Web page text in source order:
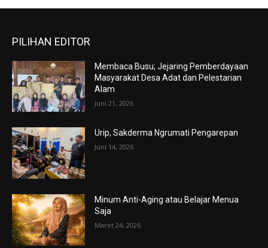
PILIHAN EDITOR
Membaca Busu; Jejaring Pemberdayaan
Masyarakat Desa Adat dan Pelestarian
Alam
Juni 21, 2026
Urip, Sakderma Ngrumati Pengarepan
Juni 14, 2026
Minum Anti-Aging atau Belajar Menua
Saja
Maret 24, 2026